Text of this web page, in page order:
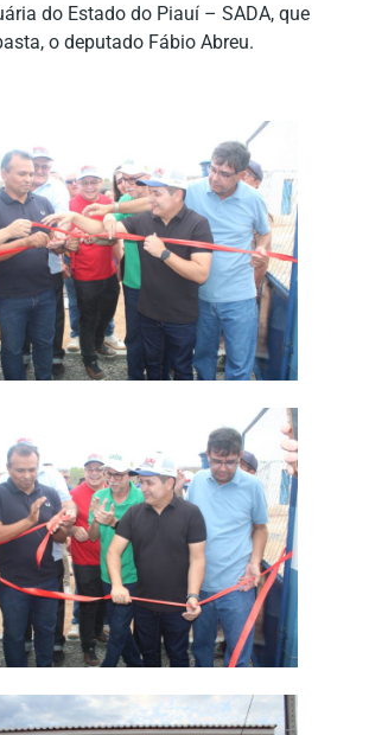
do Estado do Piauí – SADA, que
o deputado Fábio Abreu.